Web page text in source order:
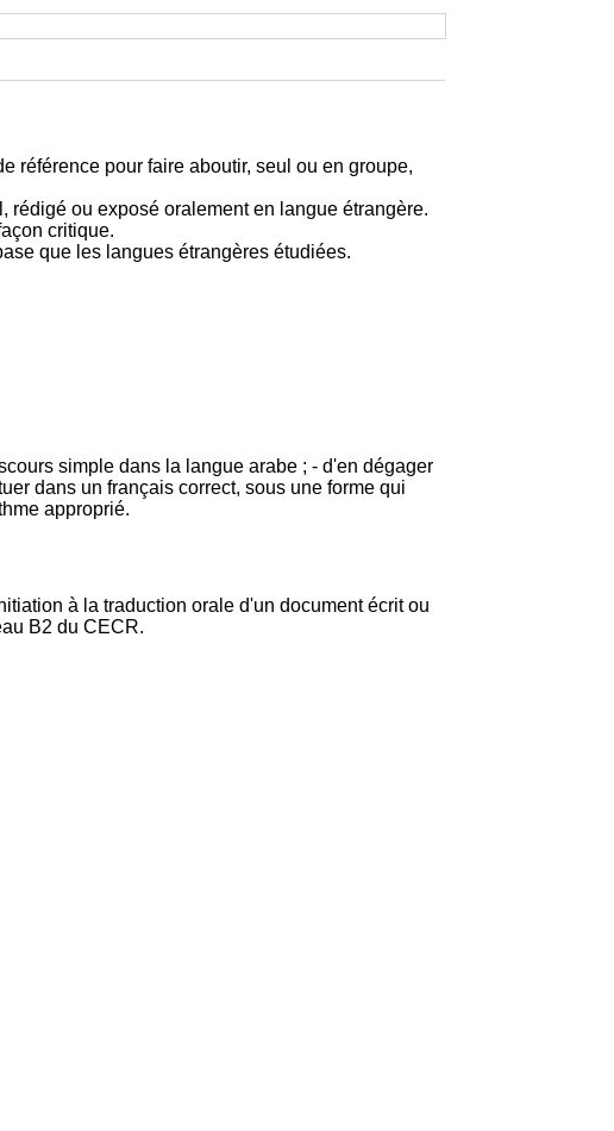
référence pour faire aboutir, seul ou en groupe,
rédigé ou exposé oralement en langue étrangère.
critique.
que les langues étrangères étudiées.
simple dans la langue arabe ; - d'en dégager
dans un français correct, sous une forme qui
approprié.
à la traduction orale d'un document écrit ou
B2 du CECR.